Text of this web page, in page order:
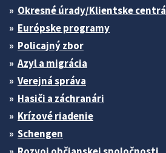
Okresné úrady/Klientske centrá
Európske programy
Policajný zbor
Azyl a migrácia
Verejná správa
Hasiči a záchranári
Krízové riadenie
Schengen